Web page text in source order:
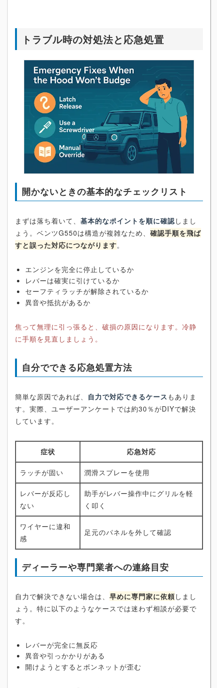
トラブル時の対処法と応急処置
開かないときの基本的なチェックリスト
まずは落ち着いて、 基本的なポイントを順に確認しまし
ょう。ベンツG550は構造が複雑なため、 確認手順を飛ば
すと誤った対応につながります。
エンジンを完全に停止しているか
レバーは確実に引けているか
セーフティラッチが解除されているか
異音や抵抗があるか
焦って無理に引っ張ると、破損の原因になります。冷静
に手順を見直しましょう。
自分でできる応急処置方法
簡単な原因であれば、 自力で対応できるケース もありま
す。実際、ユーザーアンケートでは約30％がDIYで解決
しています。
症状 応急対応
ラッチが固い 潤滑スプレーを使用
レバーが反応し
ない
助手がレバー操作中にグリルを軽
く叩く
ワイヤーに違和
感
足元のパネルを外して確認
ディーラーや専門業者への連絡目安
自力で解決できない場合は、 早めに専門家に依頼 しまし
ょう。特に以下のようなケースでは迷わず相談が必要で
す。
レバーが完全に無反応
異音や引っかかりがある
開けようとするとボンネットが歪む